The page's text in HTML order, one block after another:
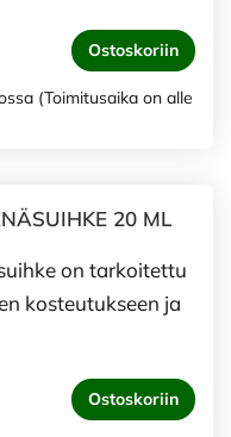
Ostoskoriin
(Toimitusaika on alle
20 ML
on tarkoitettu
kosteutukseen ja
Ostoskoriin